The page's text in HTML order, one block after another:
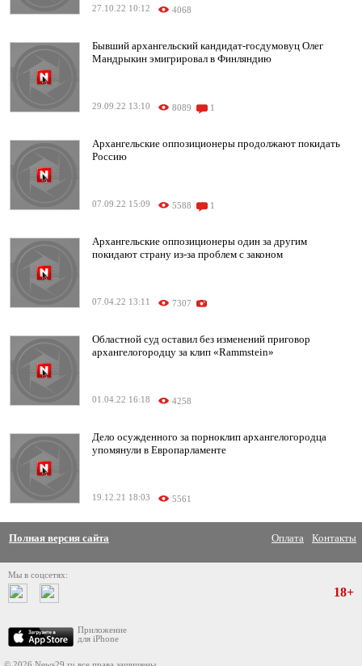
27.10.22 10:12 4068
Бывший архангельский кандидат-госдумовуц Олег
Мандрыкин эмигрировал в Финляндию
29.09.22 13:10 8089 1
Архангельские оппозиционеры продолжают покидать
Россию
07.09.22 15:09 5588 1
Архангельские оппозиционеры один за другим
покидают страну из-за проблем с законом
07.04.22 13:11 7307
Областной суд оставил без изменений приговор
архангелогородцу за клип «Rammstein»
01.04.22 16:18 4258
Дело осужденного за порноклип архангелогородца
упомянули в Европарламенте
19.12.21 18:03 5561
Полная версия сайта Оплата Контакты
Мы в соцсетях:
Приложение
для iPhone
18+